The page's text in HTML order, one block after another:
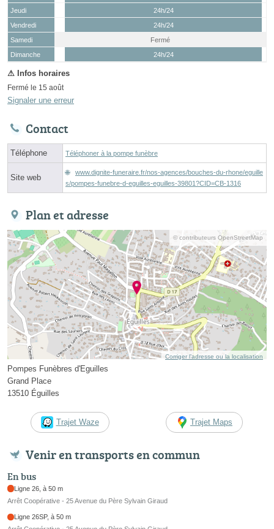
Jeudi
24h/24
Vendredi
24h/24
Samedi
(15 août)
Fermé
Dimanche
24h/24
Fermé le 15 août
Signaler une erreur
Contact
Téléphone Téléphoner à la pompe funèbre
Site web
www.dignite-funeraire.fr/nos-agences/bouches-du-rhone/eguille
s/pompes-funebre-d-eguilles-eguilles-39801?CID=CB-1316
Plan et adresse
© contributeurs OpenStreetMap
Corriger l’adresse ou la localisation
Pompes Funèbres d'Eguilles
Grand Place
13510 Éguilles
Trajet Waze Trajet Maps
Venir en transports en commun
En bus
Ligne 26, à 50 m
Arrêt Coopérative - 25 Avenue du Père Sylvain Giraud
Ligne 26SP, à 50 m